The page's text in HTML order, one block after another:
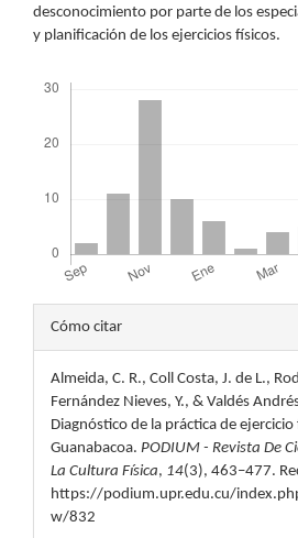
desconocimiento por parte de los
y planificación de los ejercicios físicos.
Detalles
del
artículo
Cómo citar
Almeida, C. R., Coll Costa, J. de L.,
Fernández Nieves, Y., & Valdés
Diagnóstico de la práctica de
Guanabacoa. PODIUM - Revista De
La Cultura Física, 14(3), 463–477.
https://podium.upr.edu.cu/
w/832